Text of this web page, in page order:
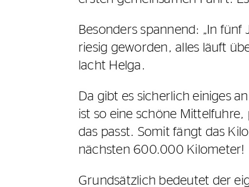
Besonders spannend: „In
riesig geworden, alles läuft
lacht Helga.
Da gibt es sicherlich einiges
ist so eine schöne
das passt. Somit fängt das
nächsten 600.000 Kilometer!
Grundsätzlich bedeutet der